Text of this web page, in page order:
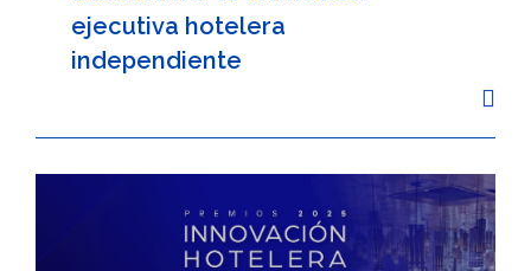
ejecutiva hotelera
independiente